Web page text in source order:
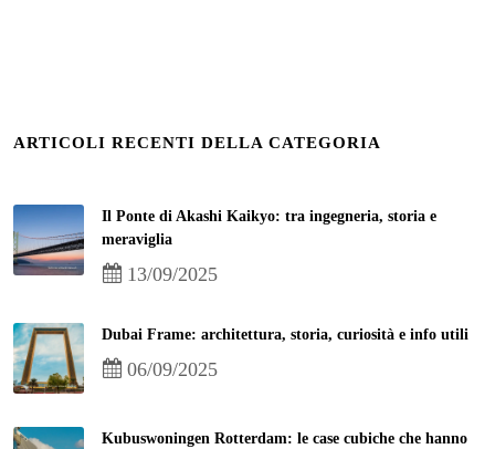
ARTICOLI RECENTI DELLA CATEGORIA
Il Ponte di Akashi Kaikyo: tra ingegneria, storia e
meraviglia
13/09/2025
Dubai Frame: architettura, storia, curiosità e info utili
06/09/2025
Kubuswoningen Rotterdam: le case cubiche che hanno